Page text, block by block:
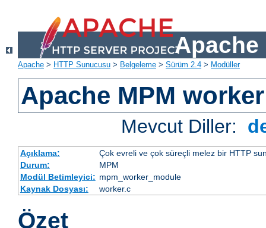
Apache
Apache > HTTP Sunucusu > Belgeleme > Sürüm 2.4 > Modüller
Apache MPM worker
Mevcut Diller:
Açıklama:
Çok evreli ve çok süreçli melez bir HTTP
Durum:
MPM
Modül Betimleyici: mpm_worker_module
Kaynak Dosyası:
worker.c
Özet